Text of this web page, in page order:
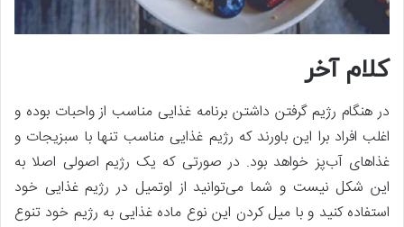
کلام آخر
در هنگام رژیم گرفتن داشتن برنامه غذایی مناسب از واحبات بوده و
اغلب افراد برا این باورند که رژیم غذایی مناسب تنها با سبزیجات و
غذاهای آب‌پز خواهد بود. در صورتی که یک رژیم اصولی اصلا به
این شکل نیست و شما می‌توانید از اوتمیل در رژیم غذایی خود
استفاده کنید و با میل کردن این نوع ماده غذایی به رژیم خود تنوع